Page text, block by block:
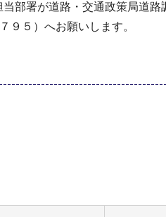
部署が道路・交通政策局道
９５）へお願いします。